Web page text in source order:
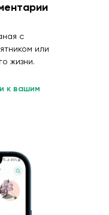
с
или
жизни.
к вашим